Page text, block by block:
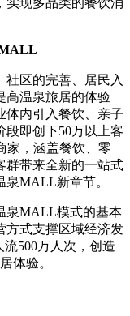
实现多品类的餐饮消
社区的完善、居民入
高温泉旅居的体验
体内引入餐饮、亲子
段即创下50万以上客
家，涵盖餐饮、零
群带来全新的一站式
MALL新章节。
泉MALL模式的基本
方式支撑区域经济发
500万人次，创造
体验。